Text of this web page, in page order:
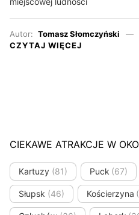
Autor: Tomasz Słomczyński
CZYTAJ WIĘCEJ
CIEKAWE ATRAKCJE W
Kartuzy (81) Puck (67)
Słupsk (46) Kościerzyna